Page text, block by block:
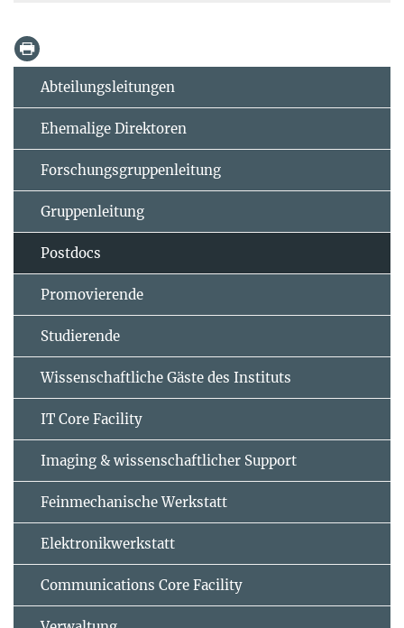
Abteilungsleitungen
Ehemalige Direktoren
Forschungsgruppenleitung
Gruppenleitung
Postdocs
Promovierende
Studierende
Wissenschaftliche Gäste des Instituts
IT Core Facility
Imaging & wissenschaftlicher Support
Feinmechanische Werkstatt
Elektronikwerkstatt
Communications Core Facility